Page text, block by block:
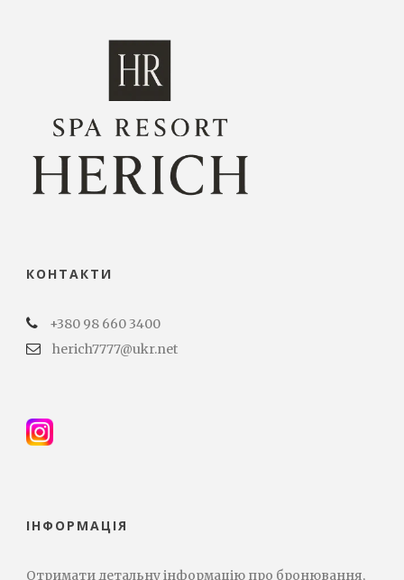
КОНТАКТИ
+380 98 660 3400
herich7777@ukr.net
ІНФОРМАЦІЯ
Отримати детальну інформацію про бронювання,